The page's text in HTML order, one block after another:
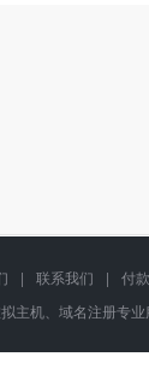
| 联系我们 | 付
主机、域名注册专